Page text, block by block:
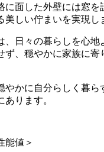
に面した外壁には窓を
美しい佇まいを実現し
、日々の暮らしを心地
ず、穏やかに家族に寄
やかに自分らしく暮ら
ります。
能値＞